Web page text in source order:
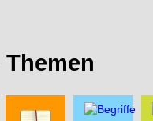
Themen